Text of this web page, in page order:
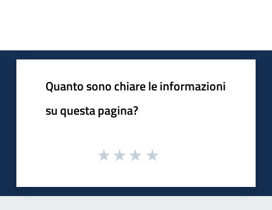
Quanto sono chiare le informazioni
su questa pagina?